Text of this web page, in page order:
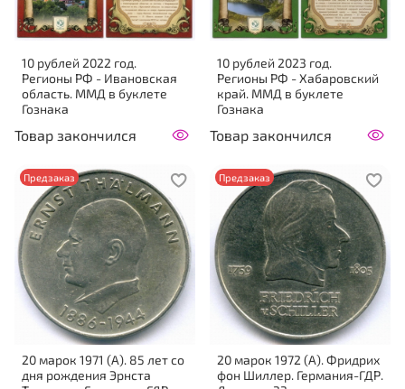
10 рублей 2022 год.
Регионы РФ - Ивановская
область. ММД в буклете
Гознака
Товар закончился
10 рублей 2023 год.
Регионы РФ - Хабаровский
край. ММД в буклете
Гознака
Товар закончился
Предзаказ
20 марок 1971 (A). 85 лет со
дня рождения Эрнста
Предзаказ
20 марок 1972 (A). Фридрих
фон Шиллер. Германия-ГДР.